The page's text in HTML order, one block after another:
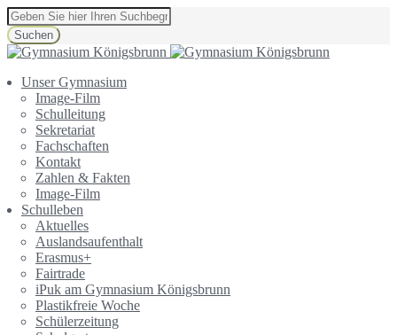
Suchen
Unser Gymnasium
Image-Film
Schulleitung
Sekretariat
Fachschaften
Kontakt
Zahlen & Fakten
Image-Film
Schulleben
Aktuelles
Auslandsaufenthalt
Erasmus+
Fairtrade
iPuk am Gymnasium Königsbrunn
Plastikfreie Woche
Schülerzeitung